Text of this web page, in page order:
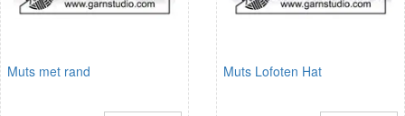
Muts met rand Muts Lofoten Hat